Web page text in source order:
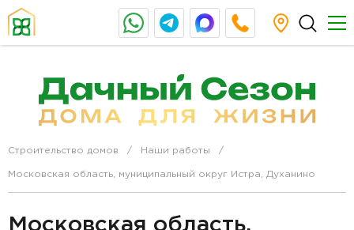
Строительство домов Наши работы
Московская область, муниципальный округ Истра, Духанино
Московская область,